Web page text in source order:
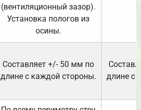
(вентиляционный зазор).
Установка пологов из
осины.
Составляет +/- 50 мм по
длине с каждой стороны.
длине с